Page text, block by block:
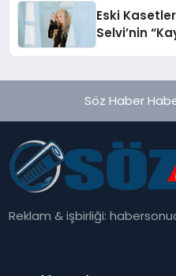
Eski
Selvi’nin
Söz Haber
Reklam & işbirliği: